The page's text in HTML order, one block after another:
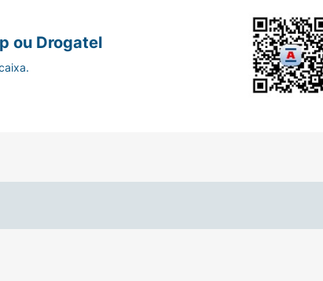
ou Drogatel